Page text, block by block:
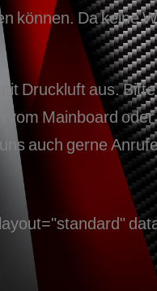
können. Da keine
Druckluft aus.
Mainboard
auch gerne